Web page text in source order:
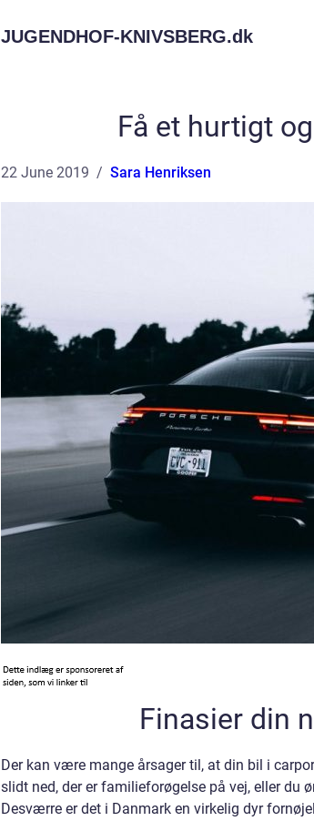
JUGENDHOF-KNIVSBERG.dk
Få et hurtigt
22 June 2019 Sara Henriksen
Finasier din
Der kan være mange årsager til, at din bil i
slidt ned, der er familieforøgelse på vej, eller du
Desværre er det i Danmark en virkelig dyr